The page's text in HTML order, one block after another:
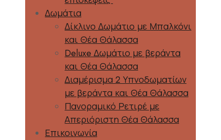
Δωμάτια
Δίκλινο Δωμάτιο με Μπαλκόνι
και Θέα Θάλασσα
Deluxe Δωμάτιο με βεράντα
και Θέα Θάλασσα
Διαμέρισμα 2 Υπνοδωματίων
με βεράντα και Θέα Θάλασσα
Πανοραμικό Ρετιρέ με
Απεριόριστη Θέα Θάλασσα
Επικοινωνία